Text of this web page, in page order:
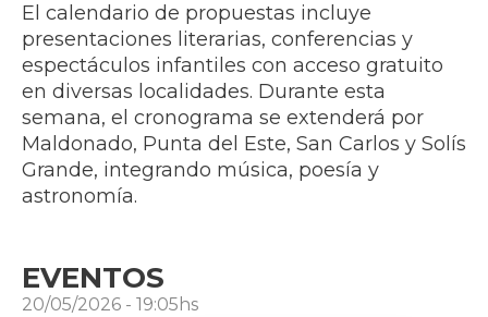
El calendario de propuestas incluye
presentaciones literarias, conferencias y
espectáculos infantiles con acceso gratuito
en diversas localidades. Durante esta
semana, el cronograma se extenderá por
Maldonado, Punta del Este, San Carlos y Solís
Grande, integrando música, poesía y
astronomía.
EVENTOS
20/05/2026 - 19:05hs